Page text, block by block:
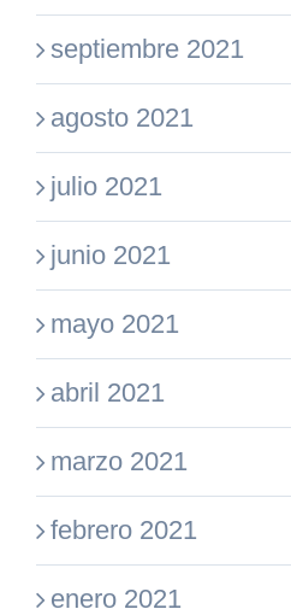
septiembre 2021
agosto 2021
julio 2021
junio 2021
mayo 2021
abril 2021
marzo 2021
febrero 2021
enero 2021